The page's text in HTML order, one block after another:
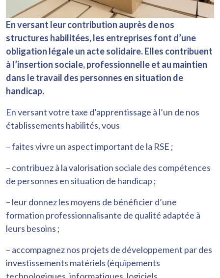
En versant leur contribution auprès de nos
structures habilitées, les entreprises font d’une
obligation légale un acte solidaire. Elles contribuent
à l’insertion sociale, professionnelle et au maintien
dans le travail des personnes en situation de
handicap.
En versant votre taxe d’apprentissage à l’un de nos
établissements habilités, vous
– faites vivre un aspect important de la RSE ;
– contribuez à la valorisation sociale des compétences
de personnes en situation de handicap ;
– leur donnez les moyens de bénéficier d’une
formation professionnalisante de qualité adaptée à
leurs besoins ;
– accompagnez nos projets de développement par des
investissements matériels (équipements